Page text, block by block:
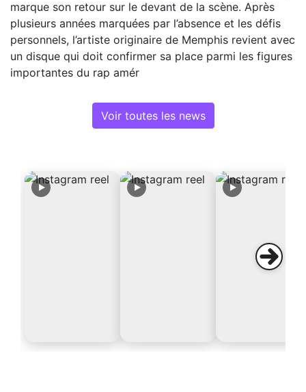
marque son retour sur le devant de la scène. Après
plusieurs années marquées par l’absence et les défis
personnels, l’artiste originaire de Memphis revient avec
un disque qui doit confirmer sa place parmi les figures
importantes du rap amér
Voir toutes les news